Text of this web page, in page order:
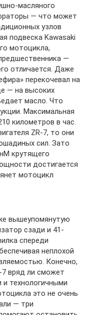
масляного
— что может
узлов
подвеска Kawasaki
мотоцикла,
—
отличается. Даже
перекочевал на
— на высоких
масло. Что
Максимальная
километров в час.
ZR-7, то они
сил. Зато
крутящего
достигается
мотоцикл
вышеупомянутую
сзади и 41-
спереди
неплохой
Конечно,
7 вряд ли сможет
технологичными
это не очень
— три